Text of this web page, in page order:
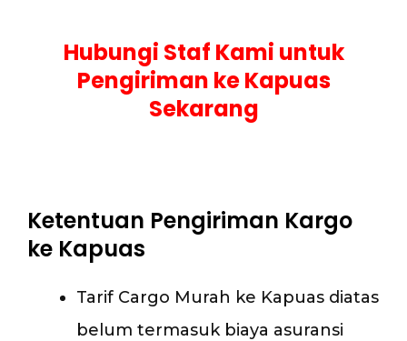
Hubungi Staf Kami untuk
Pengiriman ke Kapuas
Sekarang
Ketentuan Pengiriman Kargo
ke Kapuas
Tarif Cargo Murah ke Kapuas diatas
belum termasuk biaya asuransi